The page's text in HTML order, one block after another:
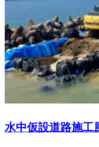
水中仮設道路施